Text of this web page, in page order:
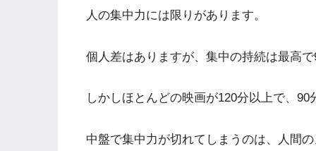
人の集中力には限りがあります。
個人差はありますが、集中の持続は最高
しかしほとんどの映画が120分以上で、
中盤で集中力が切れてしまうのは、人間